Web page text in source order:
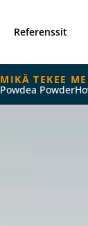
Referenssit
MIKÄ TEKEE
Powdea